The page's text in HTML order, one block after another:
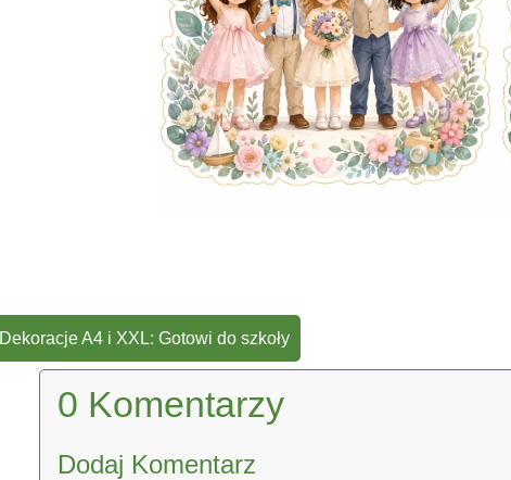
Dekoracje A4 i XXL: Gotowi do szkoły
0 Komentarzy
Dodaj Komentarz